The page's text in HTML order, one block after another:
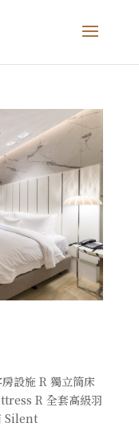
設施 R 獨立筒床
R 全套高級羽
Silent